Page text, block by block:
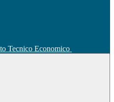
Tecnico Economico